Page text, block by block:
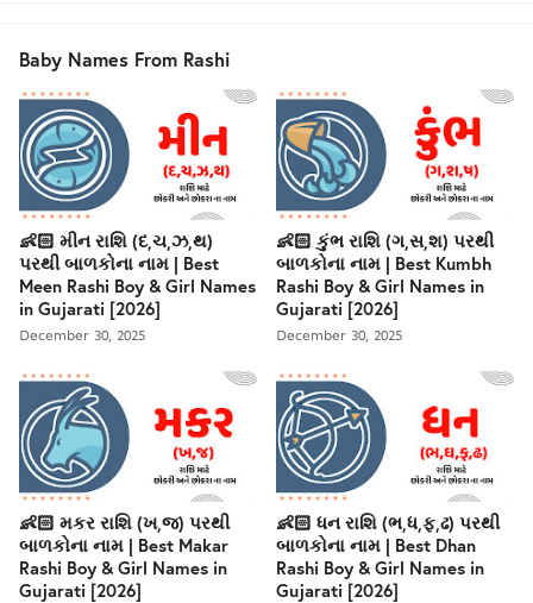
Baby Names From Rashi
👶🏻 મીન રાશિ (દ,ચ,ઝ,થ)
પરથી બાળકોના નામ | Best
Meen Rashi Boy & Girl Names
in Gujarati [2026]
December 30, 2025
👶🏻 કુંભ રાશિ (ગ,સ,શ) પરથી
બાળકોના નામ | Best Kumbh
Rashi Boy & Girl Names in
Gujarati [2026]
December 30, 2025
👶🏻 મકર રાશિ (ખ,જ) પરથી
બાળકોના નામ | Best Makar
Rashi Boy & Girl Names in
Gujarati [2026]
👶🏻 ધન રાશિ (ભ,ધ,ફ,ઢ) પરથી
બાળકોના નામ | Best Dhan
Rashi Boy & Girl Names in
Gujarati [2026]